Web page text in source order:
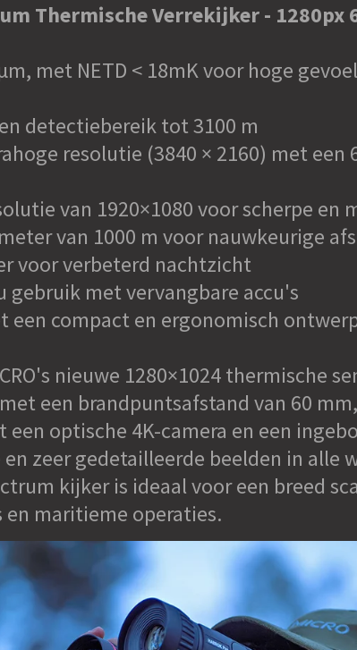
Thermische Verrekijker - 1280px
met NETD < 18mK voor hoge
detectiebereik tot 3100 m
resolutie (3840 × 2160) met een
van 1920×1080 voor scherpe en
van 1000 m voor nauwkeurige
voor verbeterd nachtzicht
gebruik met vervangbare accu's
een compact en ergonomisch
nieuwe 1280×1024 thermische
een brandpuntsafstand van 60
optische 4K-camera en een
zeer gedetailleerde beelden in alle
kijker is ideaal voor een breed
en maritieme operaties.